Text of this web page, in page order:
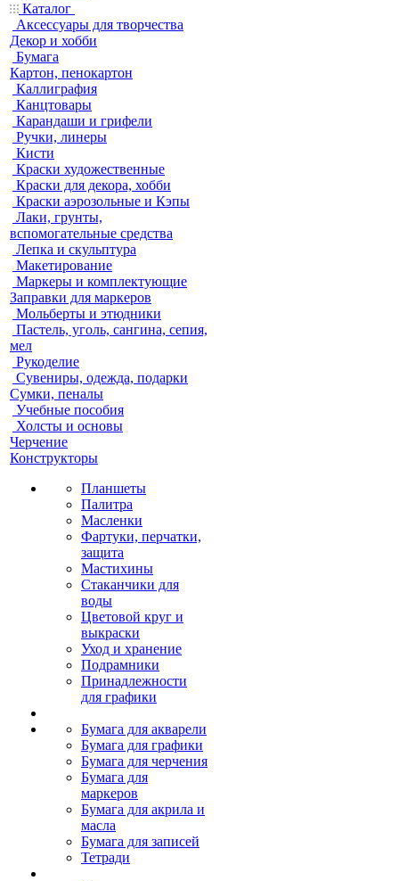
Каталог
Аксессуары для творчества
Декор и хобби
Бумага
Картон, пенокартон
Каллиграфия
Канцтовары
Карандаши и грифели
Ручки, линеры
Кисти
Краски художественные
Краски для декора, хобби
Краски аэрозольные и Кэпы
Лаки, грунты,
вспомогательные средства
Лепка и скульптура
Макетирование
Маркеры и комплектующие
Заправки для маркеров
Мольберты и этюдники
Пастель, уголь, сангина, сепия,
мел
Рукоделие
Сувениры, одежда, подарки
Сумки, пеналы
Учебные пособия
Холсты и основы
Черчение
Конструкторы
Планшеты
Палитра
Масленки
Фартуки, перчатки,
защита
Мастихины
Стаканчики для
воды
Цветовой круг и
выкраски
Уход и хранение
Подрамники
Принадлежности
для графики
Бумага для акварели
Бумага для графики
Бумага для черчения
Бумага для
маркеров
Бумага для акрила и
масла
Бумага для записей
Тетради